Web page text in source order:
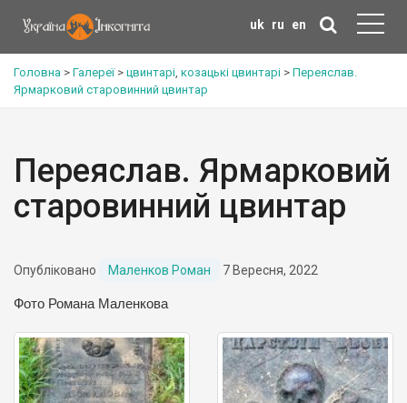
uk ru en
Головна > Галереї> цвинтарі, козацькі цвинтарі > Переяслав.
Ярмарковий старовинний цвинтар
Переяслав. Ярмарковий
старовинний цвинтар
Опубліковано Маленков Роман 7 Вересня, 2022
Фото Романа Маленкова